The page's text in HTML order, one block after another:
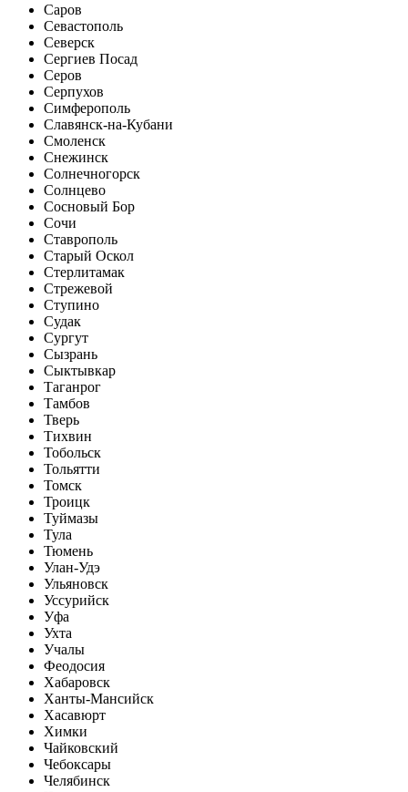
Саров
Севастополь
Северск
Сергиев Посад
Серов
Серпухов
Симферополь
Славянск-на-Кубани
Смоленск
Снежинск
Солнечногорск
Солнцево
Сосновый Бор
Сочи
Ставрополь
Старый Оскол
Стерлитамак
Стрежевой
Ступино
Судак
Сургут
Сызрань
Сыктывкар
Таганрог
Тамбов
Тверь
Тихвин
Тобольск
Тольятти
Томск
Троицк
Туймазы
Тула
Тюмень
Улан-Удэ
Ульяновск
Уссурийск
Уфа
Ухта
Учалы
Феодосия
Хабаровск
Ханты-Мансийск
Хасавюрт
Химки
Чайковский
Чебоксары
Челябинск